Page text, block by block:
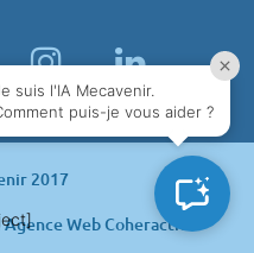
instagram
2017
Web Coheractio